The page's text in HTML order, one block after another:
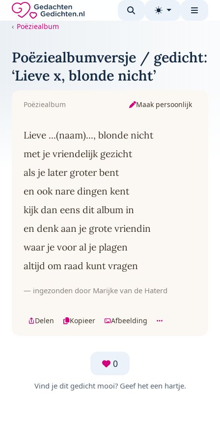
Direct naar de inhoud
Gedachten-Gedichten.nl — naar de homepage
Poëziealbum
Poëziealbumversje / gedicht:
‘Lieve x, blonde nicht’
Poëziealbum Maak persoonlijk
Lieve ...(naam)..., blonde nicht
met je vriendelijk gezicht
als je later groter bent
en ook nare dingen kent
kijk dan eens dit album in
en denk aan je grote vriendin
waar je voor al je plagen
altijd om raad kunt vragen
— ingezonden door Marijke van de Haterd
Delen Kopieer Afbeelding
0
Vind je dit gedicht mooi? Geef het een hartje.